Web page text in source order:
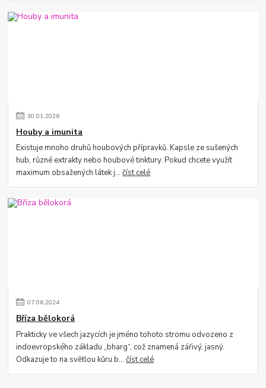
30.01.2026
Houby a imunita
Existuje mnoho druhů houbových přípravků. Kapsle ze sušených
hub, různé extrakty nebo houbové tinktury. Pokud chcete využít
maximum obsažených látek j...číst celé
07.06.2024
Bříza bělokorá
Prakticky ve všech jazycích je jméno tohoto stromu odvozeno z
indoevropského základu „bharg“, což znamená zářivý, jasný.
Odkazuje to na světlou kůru b...číst celé